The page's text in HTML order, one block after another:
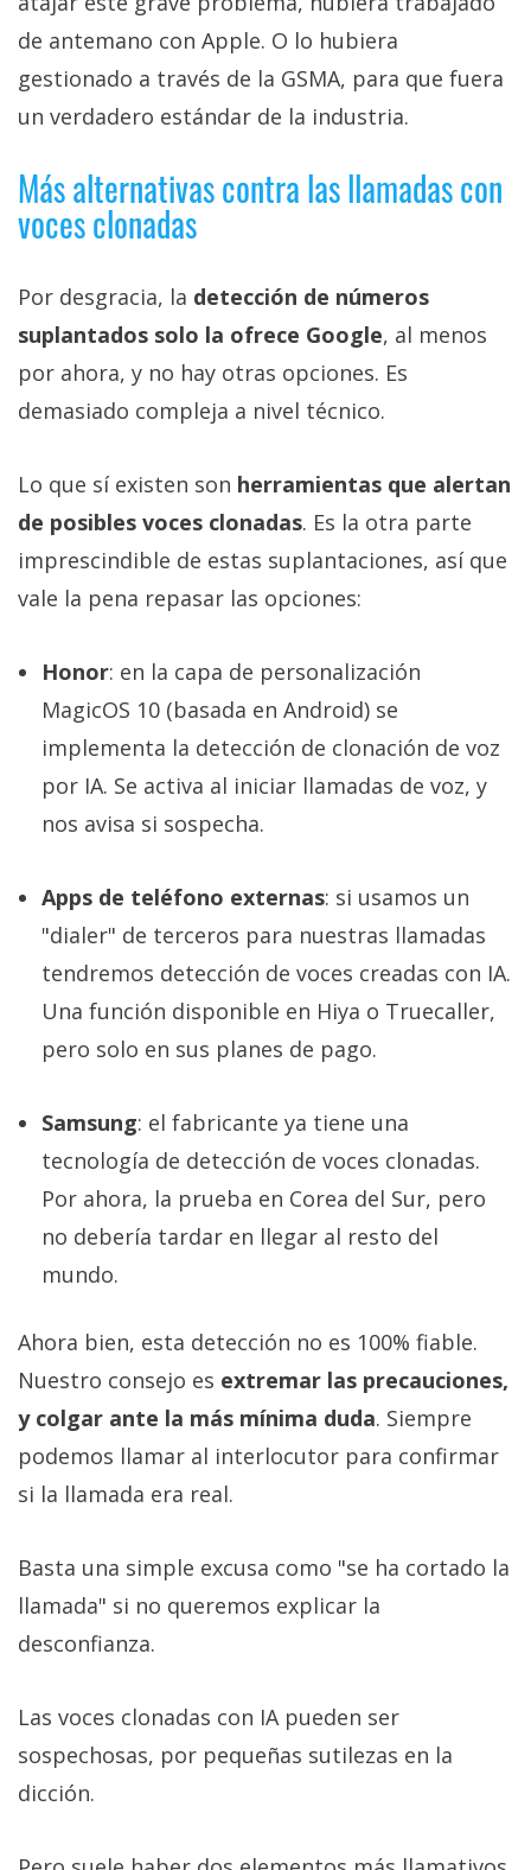
de antemano con Apple. O lo hubiera
gestionado a través de la GSMA, para que fuera
un verdadero estándar de la industria.
Más alternativas contra las llamadas con
voces clonadas
Por desgracia, la detección de números
suplantados solo la ofrece Google, al menos
por ahora, y no hay otras opciones. Es
demasiado compleja a nivel técnico.
Lo que sí existen son herramientas que alertan
de posibles voces clonadas. Es la otra parte
imprescindible de estas suplantaciones, así que
vale la pena repasar las opciones:
Honor: en la capa de personalización
MagicOS 10 (basada en Android) se
implementa la detección de clonación de voz
por IA. Se activa al iniciar llamadas de voz, y
nos avisa si sospecha.
Apps de teléfono externas: si usamos un
"dialer" de terceros para nuestras llamadas
tendremos detección de voces creadas con IA.
Una función disponible en Hiya o Truecaller,
pero solo en sus planes de pago.
Samsung: el fabricante ya tiene una
tecnología de detección de voces clonadas.
Por ahora, la prueba en Corea del Sur, pero
no debería tardar en llegar al resto del
mundo.
Ahora bien, esta detección no es 100% fiable.
Nuestro consejo es extremar las precauciones,
y colgar ante la más mínima duda. Siempre
podemos llamar al interlocutor para confirmar
si la llamada era real.
Basta una simple excusa como "se ha cortado la
llamada" si no queremos explicar la
desconfianza.
Las voces clonadas con IA pueden ser
sospechosas, por pequeñas sutilezas en la
dicción.